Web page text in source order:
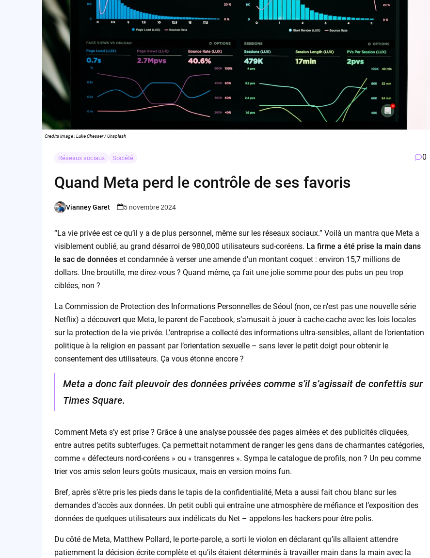
Credits image : Luke Chesser / Unsplash
Réseaux sociaux Société 0
Quand Meta perd le contrôle de ses favoris
Posted
Vianney Garet 5 novembre 2024
“La vie privée est ce qu’il y a de plus personnel, même sur les réseaux sociaux.” Voilà un mantra que Meta a
visiblement oublié, au grand désarroi de 980,000 utilisateurs sud-coréens. La firme a été prise la main dans
le sac de donnéeset condamnée à verser une amende d’un montant coquet : environ 15,7 millions de
dollars. Une broutille, me direz-vous ? Quand même, ça fait une jolie somme pour des pubs un peu trop
ciblées, non ?
La Commission de Protection des Informations Personnelles de Séoul (non, ce n’est pas une nouvelle série
Netflix) a découvert que Meta, le parent de Facebook, s’amusait à jouer à cache-cache avec les lois locales
sur la protection de la vie privée. L’entreprise a collecté des informations ultra-sensibles, allant de l’orientation
politique à la religion en passant par l’orientation sexuelle – sans lever le petit doigt pour obtenir le
consentement des utilisateurs. Ça vous étonne encore ?
Meta a donc fait pleuvoir des données privées comme s’il s’agissait de confettis sur
Times Square.
Comment Meta s’y est prise ? Grâce à une analyse poussée des pages aimées et des publicités cliquées,
entre autres petits subterfuges. Ça permettait notamment de ranger les gens dans de charmantes catégories,
comme « défecteurs nord-coréens » ou « transgenres ». Sympa le catalogue de profils, non ? Un peu comme
trier vos amis selon leurs goûts musicaux, mais en version moins fun.
Bref, après s’être pris les pieds dans le tapis de la confidentialité, Meta a aussi fait chou blanc sur les
demandes d’accès aux données. Un petit oubli qui entraîne une atmosphère de méfiance et l’exposition des
données de quelques utilisateurs aux indélicats du Net – appelons-les hackers pour être polis.
Du côté de Meta, Matthew Pollard, le porte-parole, a sorti le violon en déclarant qu’ils allaient attendre
patiemment la décision écrite complète et qu’ils étaient déterminés à travailler main dans la main avec la